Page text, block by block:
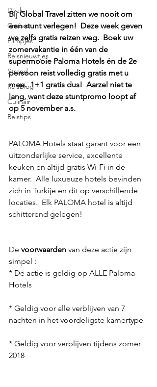
Deals
Cruises
Filmpjes
Reisnieuwtjes
Strand
Reisblog
Culinair
Reistips
Bij Global Travel zitten we nooit om
een stunt verlegen!  Deze week geven
we zelfs gratis reizen weg.  Boek uw
zomervakantie in één van de
supermooie Paloma Hotels én de 2e
persoon reist volledig gratis met u
mee.  1+1 gratis dus!  Aarzel niet te
lang, want deze stuntpromo loopt af
op 5 november a.s.
PALOMA Hotels staat garant voor een
uitzonderlijke service, excellente
keuken en altijd gratis Wi-Fi in de
kamer.  Alle luxueuze hotels bevinden
zich in Turkije en dit op verschillende
locaties.  Elk PALOMA hotel is altijd
schitterend gelegen!
De voorwaarden van deze actie zijn
simpel :
* De actie is geldig op ALLE Paloma
Hotels
* Geldig voor alle verblijven van 7
nachten in het voordeligste kamertype
* Geldig voor verblijven tijdens zomer
2018